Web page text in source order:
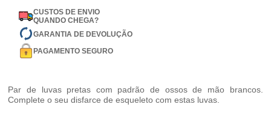
CUSTOS DE ENVIO
QUANDO CHEGA?
GARANTIA DE DEVOLUÇÃO
PAGAMENTO SEGURO
Par de luvas pretas com padrão de ossos de mão brancos.
Complete o seu disfarce de esqueleto com estas luvas.